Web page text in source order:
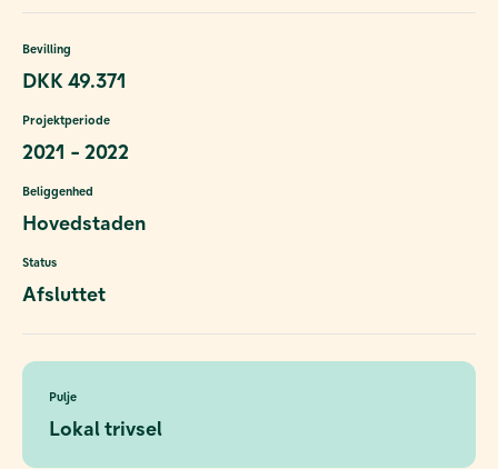
Bevilling
DKK 49.371
Projektperiode
2021 - 2022
Beliggenhed
Hovedstaden
Status
Afsluttet
Pulje
Lokal trivsel